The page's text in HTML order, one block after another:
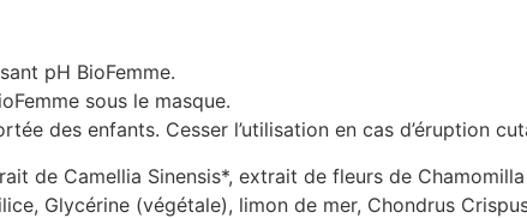
pH BioFemme.
sous le masque.
des enfants. Cesser l’utilisation en cas d’éruption
de Camellia Sinensis*, extrait de fleurs de
Glycérine (végétale), limon de mer, Chondrus